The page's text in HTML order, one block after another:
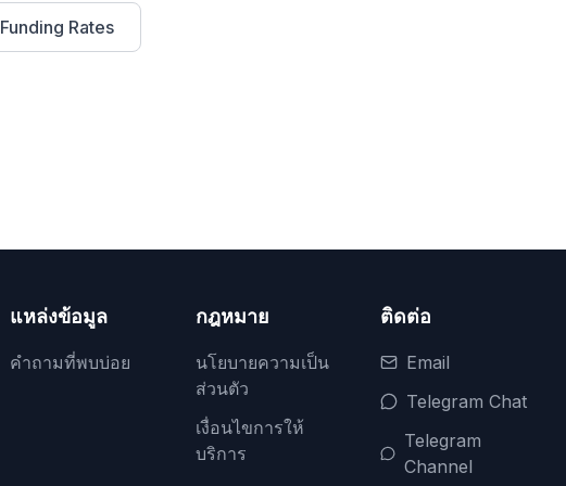
Funding Rates
แหล่งข้อมูล
คำถามที่พบบ่อย
กฎหมาย
นโยบายความเป็น
ส่วนตัว
เงื่อนไขการให้
บริการ
ติดต่อ
Email
Telegram Chat
Telegram
Channel